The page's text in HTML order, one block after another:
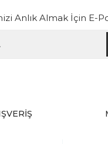
Anlık Almak İçin E-